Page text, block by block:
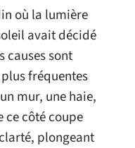
où la lumière
avait décidé
causes sont
fréquentes
mur, une haie,
ce côté coupe
plongeant